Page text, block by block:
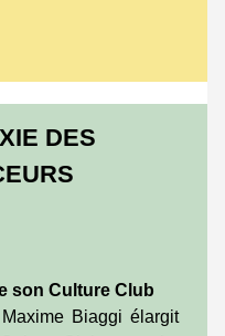
DES
son Culture Club
Biaggi élargit